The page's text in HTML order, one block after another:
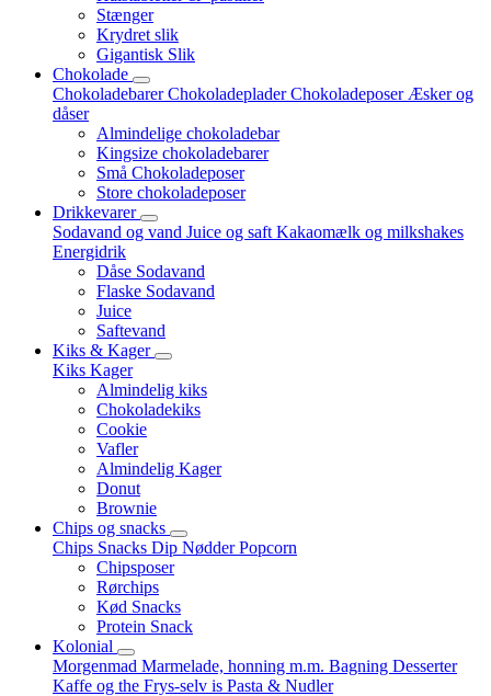
Stænger
Krydret slik
Gigantisk Slik
Chokolade
ChokoladebarerChokoladepladerChokoladeposer Æsker og
dåser
Almindelige chokoladebar
Kingsize chokoladebarer
Små Chokoladeposer
Store chokoladeposer
Drikkevarer
Sodavand og vand Juice og saft Kakaomælk og milkshakes
Energidrik
Dåse Sodavand
Flaske Sodavand
Juice
Saftevand
Kiks & Kager
Kiks Kager
Almindelig kiks
Chokoladekiks
Cookie
Vafler
Almindelig Kager
Donut
Brownie
Chips og snacks
Chips Snacks Dip NødderPopcorn
Chipsposer
Rørchips
Kød Snacks
Protein Snack
Kolonial
Morgenmad Marmelade, honning m.m. Bagning Desserter
Kaffe og the Frys-selv is Pasta & Nudler